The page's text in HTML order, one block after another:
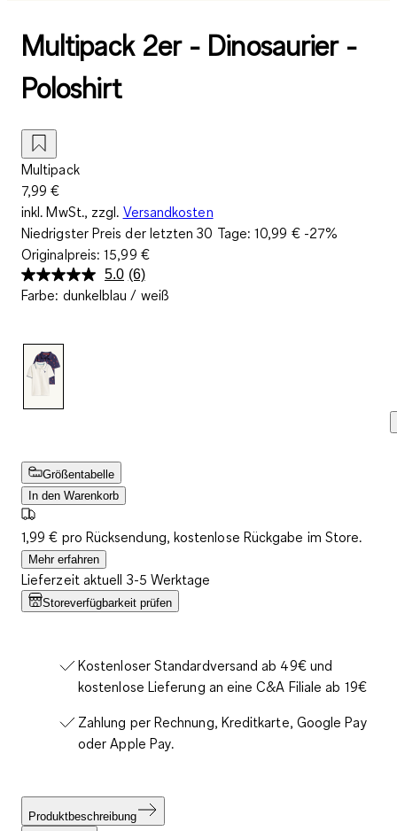
Multipack 2er - Dinosaurier -
Poloshirt
Multipack
7,99 €
inkl. MwSt., zzgl. Versandkosten
Niedrigster Preis der letzten 30 Tage:10,99 €-27%
Originalpreis:15,99 €
5.0 6
Bewertungen
(6)
Farbe: dunkelblau / weiß
Größentabelle
In den Warenkorb
1,99 € pro Rücksendung, kostenlose Rückgabe im Store.
Mehr erfahren
Lieferzeit aktuell 3-5 Werktage
Storeverfügbarkeit prüfen
Kostenloser Standardversand ab 49€ und
kostenlose Lieferung an eine C&A Filiale ab 19€
Zahlung per Rechnung, Kreditkarte, Google Pay
oder Apple Pay.
Produktbeschreibung